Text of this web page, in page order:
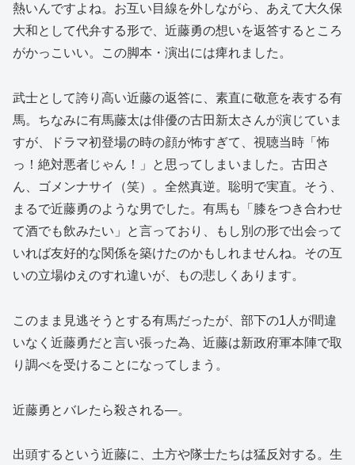
熱いんですよね。お互い目線を外しながら、あえて大久保
大和として代弁する形で、近藤勇の想いを返答するところ
がかっこいい。この脚本・演出には痺れました。
武士として誇り高い近藤の返答に、素直に敬意を表する有
馬。ちなみに有馬藤太は俳優の古田新太さんが演じていま
すが、ドラマ初登場の時の顔が怖すぎて、視聴当時「怖
っ！絶対悪者じゃん！」と思ってしまいました。古田さ
ん、ゴメンナサイ（笑）。全然真逆。聡明で実直。そう、
まるで近藤勇のような男でした。有馬も「膝をつき合わせ
て酒でも飲みたい」と言っており、もし別の形で出会って
いれば友好的な関係を築けたのかもしれませんね。その互
いの立場ゆえのすれ違いが、もの悲しくあります。
このまま見逃そうとする有馬だったが、部下の1人が間違
いなく近藤勇だと言い張った為、近藤は新政府軍本陣で取
り調べを受けることになってしまう。
近藤勇とバレたら殺される―。
出頭するという近藤に、土方や隊士たちは猛反対する。生